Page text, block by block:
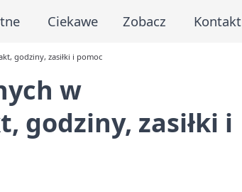
Ciekawe Zobacz Kontakt
godziny, zasiłki i pomoc
w
godziny, zasiłki i